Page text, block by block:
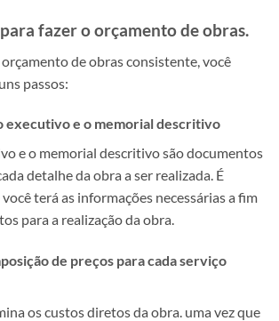
para fazer o orçamento de obras.
de obras consistente, você
passos:
executivo e o memorial descritivo
e o memorial descritivo são documentos
detalhe da obra a ser realizada. É
terá as informações necessárias a fim
para a realização da obra.
de preços para cada serviço
os custos diretos da obra. uma vez que